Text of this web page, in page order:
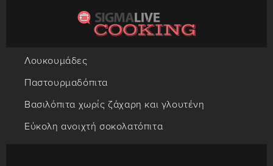
Λουκουμάδες
Παστουρμαδόπιτα
Βασιλόπιτα χωρίς ζάχαρη και γλουτένη
Εύκολη ανοιχτή σοκολατόπιτα